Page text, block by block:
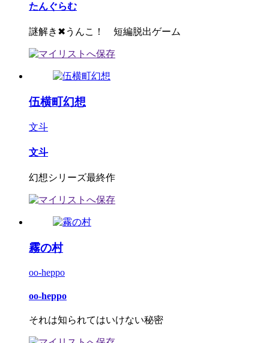
たんぐらむ
謎解き✖うんこ！ 短編脱出ゲーム
伍横町幻想
文斗
文斗
幻想シリーズ最終作
霧の村
oo-heppo
oo-heppo
それは知られてはいけない秘密